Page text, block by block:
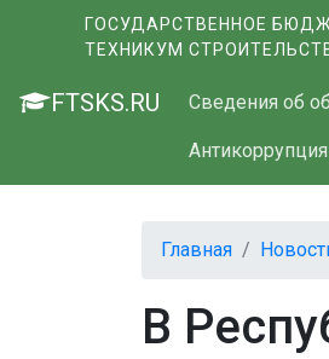
ГОСУДАРСТВЕННОЕ
ТЕХНИКУМ
FTSKS.RU Сведения об
Антикоррупция
Главная
В